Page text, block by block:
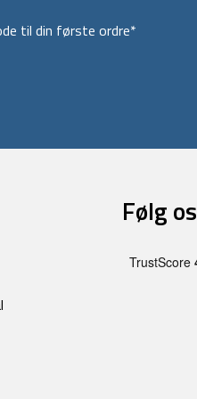
til din første ordre*
Følg os